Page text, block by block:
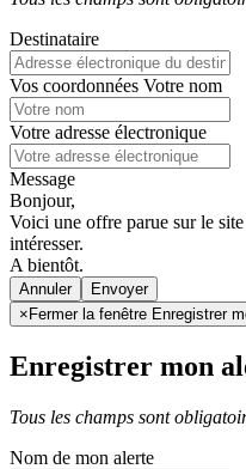
Destinataire
Vos coordonnées Votre nom
Votre adresse électronique
Message
Bonjour,
Voici une offre parue sur le
intéresser.
A bientôt.
Annuler
× Fermer la fenêtre Enregistrer
Enregistrer mon
Tous les champs sont
Nom de mon alerte